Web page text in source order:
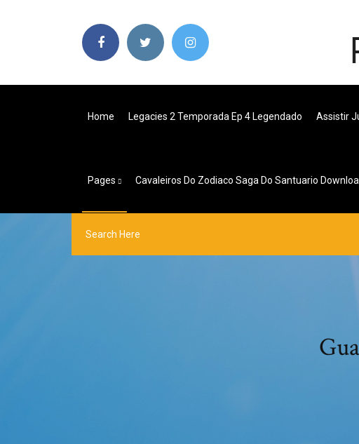
Home Legacies 2 Temporada Ep 4 Legendado Assistir
Pages Cavaleiros Do Zodiaco Saga Do Santuario